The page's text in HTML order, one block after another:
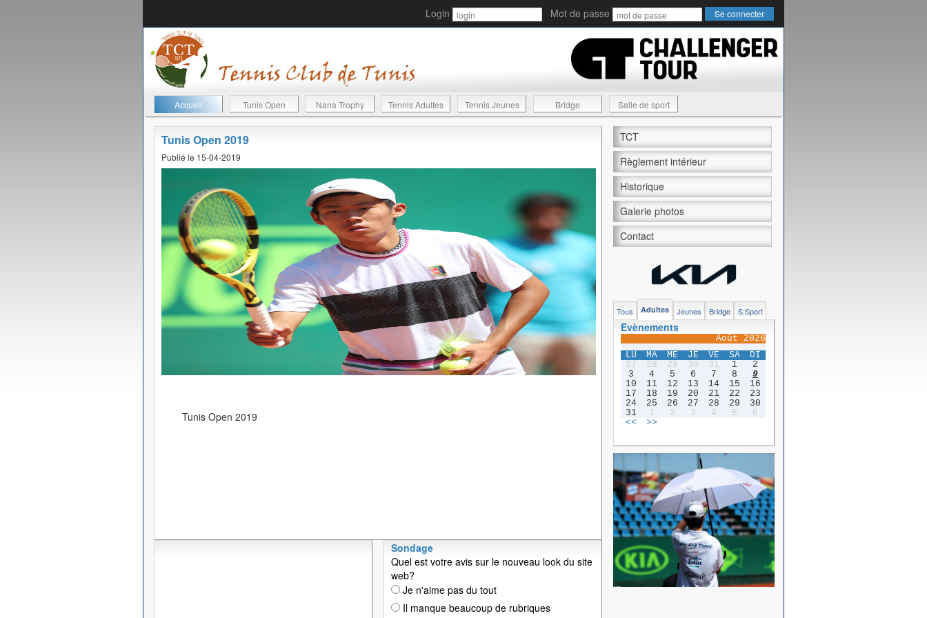
Login Mot de passe
Accueil Tunis Open Nana Trophy Tennis Adultes Tennis Jeunes Bridge Salle de sport
Tunis Open 2019
Publié le 15-04-2019
Tunis Open 2019
Sondage
Quel est votre avis sur le nouveau look du site
web?
Je n'aime pas du tout
Il manque beaucoup de rubriques
TCT
Règlement intérieur
Historique
Galerie photos
Contact
Tous Adultes Jeunes Bridge S.Sport
Evènements
Août 2026
LU
MA ME JE VE SA
DI
27
28 29 30 31 1
2
3
4 5 6 7 8
9
10
11 12 13 14 15
16
17
18 19 20 21 22
23
24
25 26 27 28 29
30
31
1 2 3 4 5
6
<<
>>